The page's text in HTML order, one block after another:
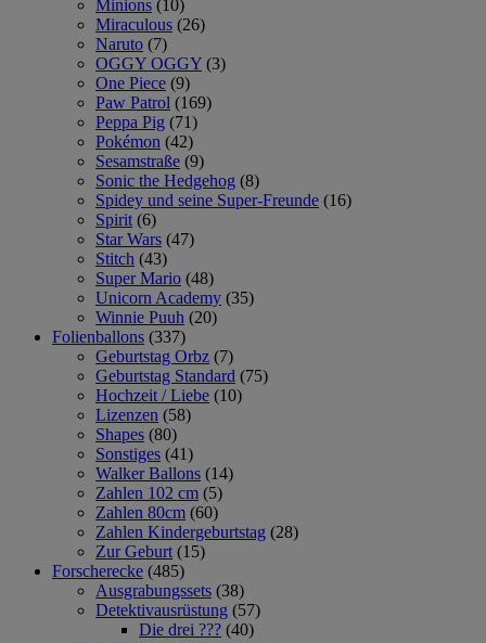
Minions (10)
Miraculous (26)
Naruto (7)
OGGY OGGY (3)
One Piece (9)
Paw Patrol (169)
Peppa Pig (71)
Pokémon (42)
Sesamstraße (9)
Sonic the Hedgehog (8)
Spidey und seine Super-Freunde (16)
Spirit (6)
Star Wars (47)
Stitch (43)
Super Mario (48)
Unicorn Academy (35)
Winnie Puuh (20)
Folienballons (337)
Geburtstag Orbz (7)
Geburtstag Standard (75)
Hochzeit / Liebe (10)
Lizenzen (58)
Shapes (80)
Sonstiges (41)
Walker Ballons (14)
Zahlen 102 cm (5)
Zahlen 80cm (60)
Zahlen Kindergeburtstag (28)
Zur Geburt (15)
Forscherecke (485)
Ausgrabungssets (38)
Detektivausrüstung (57)
Die drei ??? (40)